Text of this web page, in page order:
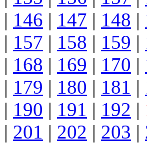
| 146 | 147 | 148 |
| 157 | 158 | 159 |
| 168 | 169 | 170 |
| 179 | 180 | 181 |
| 190 | 191 | 192 |
| 201 | 202 | 203 |